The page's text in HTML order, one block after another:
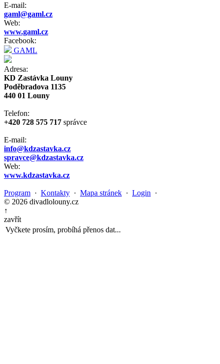
E-mail:
gaml@gaml.cz
Web:
www.gaml.cz
Facebook:
GAML
Adresa:
KD Zastávka Louny
Poděbradova 1135
440 01 Louny
Telefon:
+420 728 575 717 správce
E-mail:
info@kdzastavka.cz
spravce@kdzastavka.cz
Web:
www.kdzastavka.cz
Program · Kontakty · Mapa stránek · Login ·
© 2026 divadlolouny.cz
↑
zavřít
Vyčkete prosím, probíhá přenos dat...